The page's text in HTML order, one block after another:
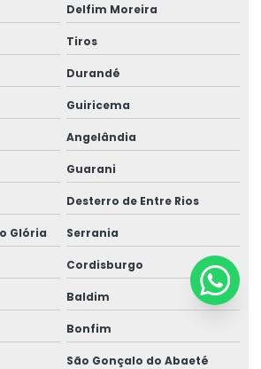
Delfim Moreira
Tiros
Durandé
Guiricema
Angelândia
Guarani
Desterro de Entre Rios
Glória Serrania
Cordisburgo
Baldim
Bonfim
São Gonçalo do Abaeté